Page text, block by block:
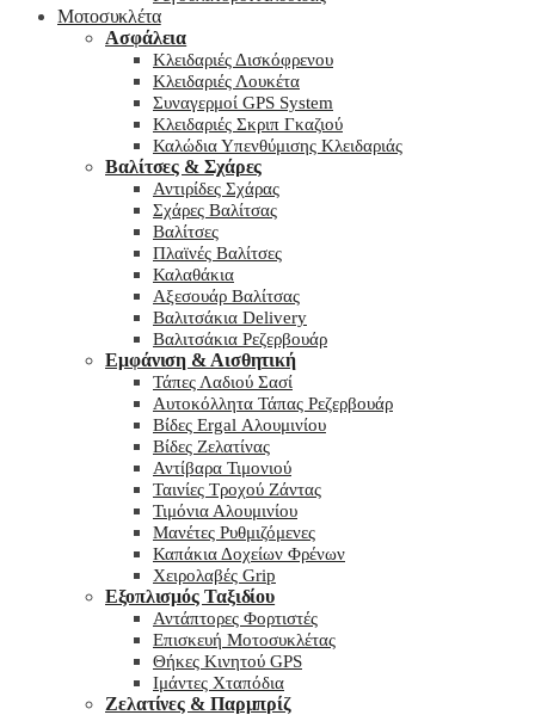
Μοτοσυκλέτα
Ασφάλεια
Κλειδαριές Δισκόφρενου
Κλειδαριές Λουκέτα
Συναγερμοί GPS System
Κλειδαριές Σκριπ Γκαζιού
Καλώδια Υπενθύμισης Κλειδαριάς
Βαλίτσες & Σχάρες
Αντιρίδες Σχάρας
Σχάρες Βαλίτσας
Βαλίτσες
Πλαϊνές Βαλίτσες
Καλαθάκια
Αξεσουάρ Βαλίτσας
Βαλιτσάκια Delivery
Βαλιτσάκια Ρεζερβουάρ
Εμφάνιση & Αισθητική
Τάπες Λαδιού Σασί
Αυτοκόλλητα Τάπας Ρεζερβουάρ
Βίδες Ergal Αλουμινίου
Βίδες Ζελατίνας
Αντίβαρα Τιμονιού
Ταινίες Τροχού Ζάντας
Τιμόνια Αλουμινίου
Μανέτες Ρυθμιζόμενες
Καπάκια Δοχείων Φρένων
Χειρολαβές Grip
Εξοπλισμός Ταξιδίου
Αντάπτορες Φορτιστές
Επισκευή Μοτοσυκλέτας
Θήκες Κινητού GPS
Ιμάντες Χταπόδια
Ζελατίνες & Παρμπρίζ